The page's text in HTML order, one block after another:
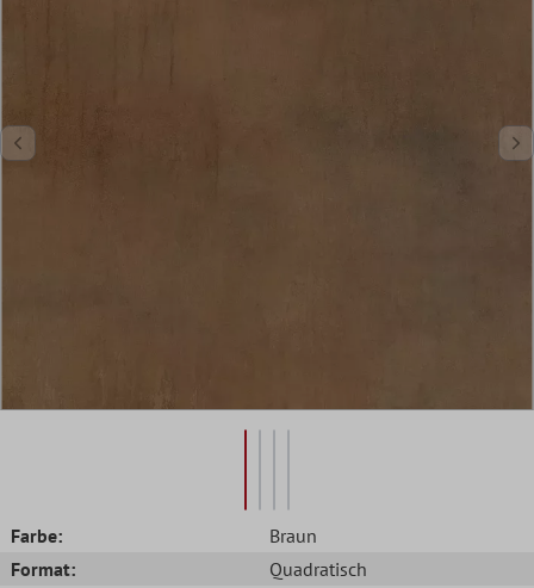
Farbe:
Braun
Format:
Quadratisch